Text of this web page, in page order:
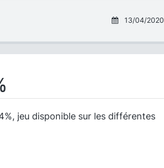
13/04/2020
jeu disponible sur les différentes